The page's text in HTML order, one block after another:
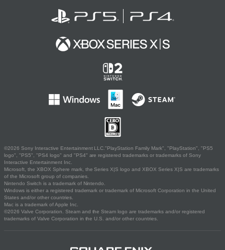
©2026 Sony Interactive Entertainment LLC."PlayStation Family Mark", "PlayStation", "PS5
logo", "PS5", "PS4 logo" and "PS4" are registered trademarks or trademarks of Sony
Interactive Entertainment Inc.
Microsoft, the XBOX Sphere mark, the Series X|S logo and XBOX Series X|S are trademarks
of the Microsoft group of companies.
Nintendo Switch is a trademark of Nintendo.
Windows is either a registered trademark or trademark of Microsoft Corporation in the United
States and/or other countries.
Mac is a trademark of Apple Inc.
©2026 Valve Corporation. Steam and the Steam logo are trademarks and/or registered
trademarks of Valve Corporation in the U.S. and/or other countries.